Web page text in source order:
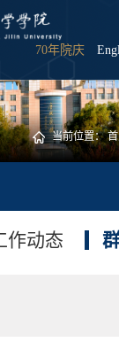
70年院庆
当前位置：
作动态